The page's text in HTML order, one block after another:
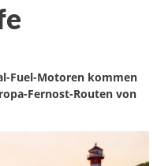
Fuel-Motoren kommen
Fernost-Routen von